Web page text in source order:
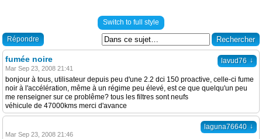
Switch to full style
Répondre
lavud76 ↓
fumée noire
Mar Sep 23, 2008 21:41
bonjour à tous, utilisateur depuis peu d'une 2.2 dci 150 proactive, celle-ci fume
noir à l'accélération, même à un régime peu élevé, est ce que quelqu'un peu
me renseigner sur ce problême? tous les filtres sont neufs
véhicule de 47000kms merci d'avance
laguna76640 ↓
Mar Sep 23, 2008 21:46